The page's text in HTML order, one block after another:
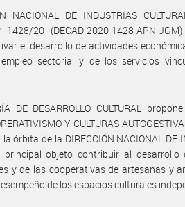
NACIONAL DE INDUSTRIAS
20 (DECAD-2020-1428-APN-
el desarrollo de actividades
sectorial y de los servicios
DE DESARROLLO CULTURAL
Y CULTURAS
órbita de la DIRECCIÓN NACIONAL DE
objeto contribuir al
y de las cooperativas de artesanas y
de los espacios culturales